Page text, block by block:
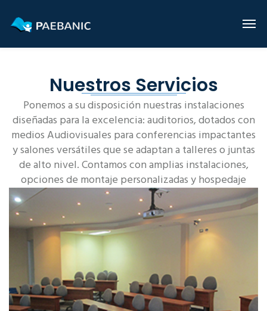
Nuestros Servicios
Ponemos a su disposición nuestras instalaciones
diseñadas para la excelencia: auditorios, dotados con
medios Audiovisuales para conferencias impactantes
y salones versátiles que se adaptan a talleres o juntas
de alto nivel. Contamos con amplias instalaciones,
opciones de montaje personalizadas y hospedaje